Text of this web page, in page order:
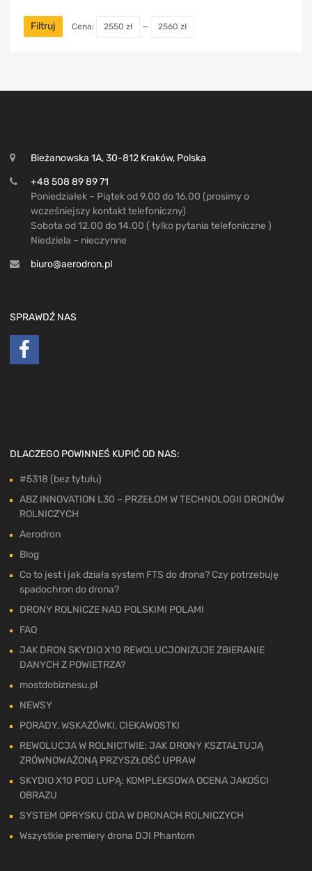
Filtruj Cena: 2550 zł — 2560 zł
Bieżanowska 1A, 30-812 Kraków, Polska
+48 508 89 89 71
Poniedziałek – Piątek od 9.00 do 16.00 (prosimy o
wcześniejszy kontakt telefoniczny)
Sobota od 12.00 do 14.00 ( tylko pytania telefoniczne )
Niedziela – nieczynne
biuro@aerodron.pl
SPRAWDŹ NAS
DLACZEGO POWINNEŚ KUPIĆ OD NAS:
#5318 (bez tytułu)
ABZ INNOVATION L30 – PRZEŁOM W TECHNOLOGII DRONÓW
ROLNICZYCH
Aerodron
Blog
Co to jest i jak działa system FTS do drona? Czy potrzebuję
spadochron do drona?
DRONY ROLNICZE NAD POLSKIMI POLAMI
FAQ
JAK DRON SKYDIO X10 REWOLUCJONIZUJE ZBIERANIE
DANYCH Z POWIETRZA?
mostdobiznesu.pl
NEWSY
PORADY, WSKAZÓWKI, CIEKAWOSTKI
REWOLUCJA W ROLNICTWIE: JAK DRONY KSZTAŁTUJĄ
ZRÓWNOWAŻONĄ PRZYSZŁOŚĆ UPRAW
SKYDIO X10 POD LUPĄ: KOMPLEKSOWA OCENA JAKOŚCI
OBRAZU
SYSTEM OPRYSKU CDA W DRONACH ROLNICZYCH
Wszystkie premiery drona DJI Phantom